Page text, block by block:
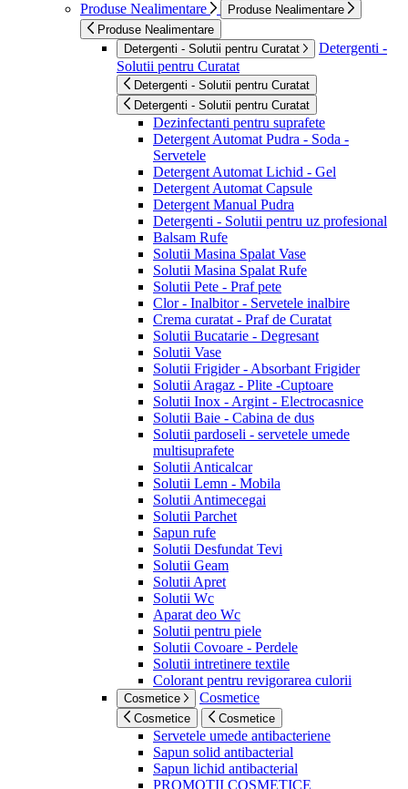
Produse Nealimentare
Produse Nealimentare
Produse Nealimentare
Detergenti - Solutii pentru Curatat
Detergenti -
Solutii pentru Curatat
Detergenti - Solutii pentru Curatat
Detergenti - Solutii pentru Curatat
Dezinfectanti pentru suprafete
Detergent Automat Pudra - Soda -
Servetele
Detergent Automat Lichid - Gel
Detergent Automat Capsule
Detergent Manual Pudra
Detergenti - Solutii pentru uz profesional
Balsam Rufe
Solutii Masina Spalat Vase
Solutii Masina Spalat Rufe
Solutii Pete - Praf pete
Clor - Inalbitor - Servetele inalbire
Crema curatat - Praf de Curatat
Solutii Bucatarie - Degresant
Solutii Vase
Solutii Frigider - Absorbant Frigider
Solutii Aragaz - Plite -Cuptoare
Solutii Inox - Argint - Electrocasnice
Solutii Baie - Cabina de dus
Solutii pardoseli - servetele umede
multisuprafete
Solutii Anticalcar
Solutii Lemn - Mobila
Solutii Antimecegai
Solutii Parchet
Sapun rufe
Solutii Desfundat Tevi
Solutii Geam
Solutii Apret
Solutii Wc
Aparat deo Wc
Solutii pentru piele
Solutii Covoare - Perdele
Solutii intretinere textile
Colorant pentru revigorarea culorii
Cosmetice Cosmetice
Cosmetice Cosmetice
Servetele umede antibacteriene
Sapun solid antibacterial
Sapun lichid antibacterial
PROMOTII COSMETICE